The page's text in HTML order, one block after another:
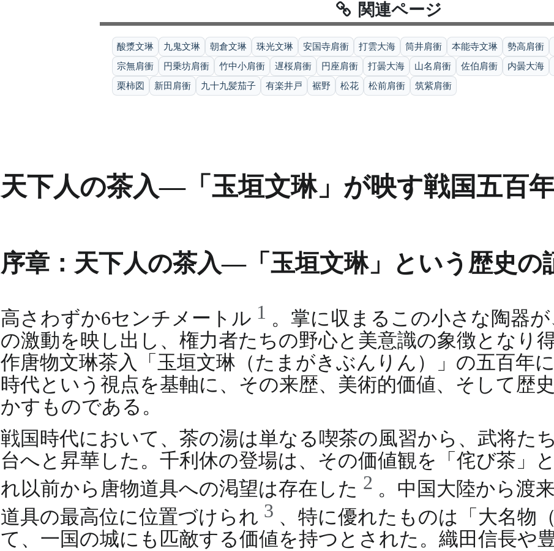
関連ページ
酸漿文琳 九鬼文琳 朝倉文琳 珠光文琳 安国寺肩衝 打雲大海 筒井肩衝 本能寺文琳
勢高肩衝
宗無肩衝
円乗坊肩衝 竹中小肩衝 遅桜肩衝 円座肩衝 打曇大海 山名肩衝 佐伯肩衝
内曇大海
栗柿図
新田肩衝 九十九髪茄子 有楽井戸 裾野 松花 松前肩衝 筑紫肩衝
天下人の茶入―「玉垣文琳」が映す戦国五百
序章：天下人の茶入―「玉垣文琳」という歴史の
高さわずか6センチメートル 1 。掌に収まるこの小さな陶器
の激動を映し出し、権力者たちの野心と美意識の象徴となり
作唐物文琳茶入「玉垣文琳（たまがきぶんりん）」の五百年
時代という視点を基軸に、その来歴、美術的価値、そして歴
かすものである。
戦国時代において、茶の湯は単なる喫茶の風習から、武将た
台へと昇華した。千利休の登場は、その価値観を「侘び茶」
れ以前から唐物道具への渇望は存在した 2 。中国大陸から渡
道具の最高位に位置づけられ 3 、特に優れたものは「大名物
て、一国の城にも匹敵する価値を持つとされた。織田信長や